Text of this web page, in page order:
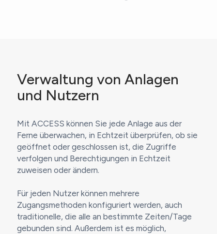
Verwaltung von Anlagen
und Nutzern
Mit ACCESS können Sie jede Anlage aus der
Ferne überwachen, in Echtzeit überprüfen, ob sie
geöffnet oder geschlossen ist, die Zugriffe
verfolgen und Berechtigungen in Echtzeit
zuweisen oder ändern.
Für jeden Nutzer können mehrere
Zugangsmethoden konfiguriert werden, auch
traditionelle, die alle an bestimmte Zeiten/Tage
gebunden sind. Außerdem ist es möglich,